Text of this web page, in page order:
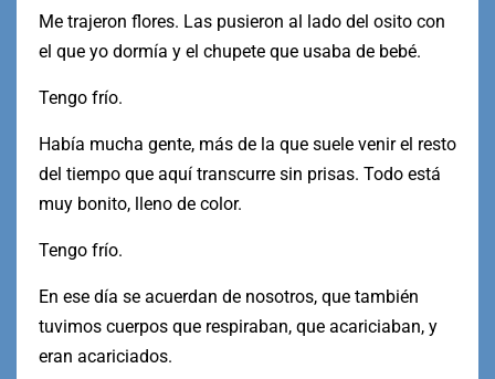
Me trajeron flores. Las pusieron al lado del osito con
el que yo dormía y el chupete que usaba de bebé.
Tengo frío.
Había mucha gente, más de la que suele venir el resto
del tiempo que aquí transcurre sin prisas. Todo está
muy bonito, lleno de color.
Tengo frío.
En ese día se acuerdan de nosotros, que también
tuvimos cuerpos que respiraban, que acariciaban, y
eran acariciados.